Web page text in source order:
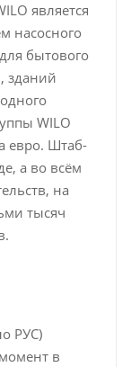
является
насосного
бытового
зданий
WILO
евро. Штаб-
а во всём
на
тысяч
РУС)
в